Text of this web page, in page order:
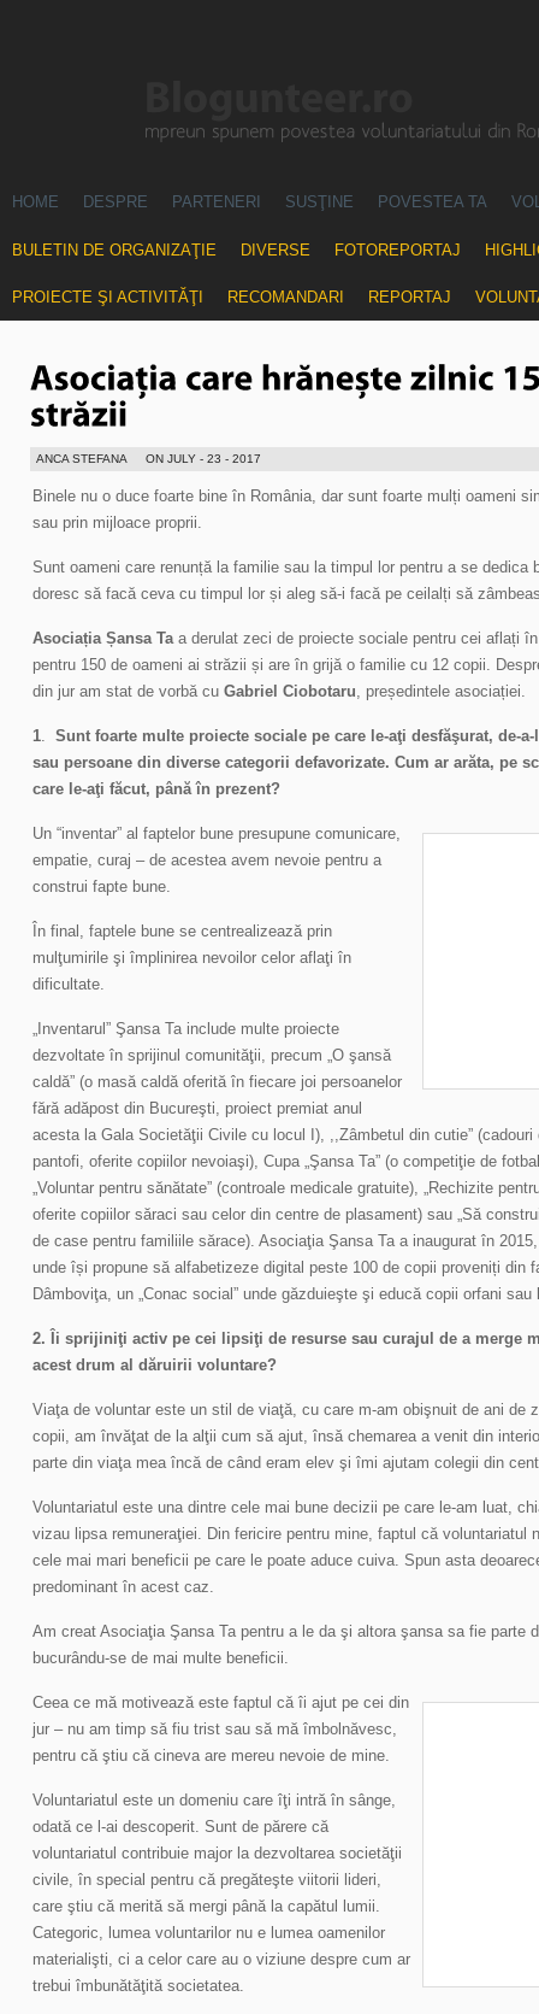
HOME DESPRE PARTENERI SUSŢINE POVESTEA TA
BULETIN DE ORGANIZAŢIE DIVERSE FOTOREPORTAJ
PROIECTE ŞI ACTIVITĂŢI RECOMANDARI REPORTAJ
ANCA STEFANA ON JULY - 23 - 2017
Binele nu o duce foarte bine în România, dar sunt foarte mulți oameni
sau prin mijloace proprii.
Sunt oameni care renunță la familie sau la timpul lor pentru a se dedica
doresc să facă ceva cu timpul lor și aleg să-i facă pe ceilalți să
Asociația Șansa Taa derulat zeci de proiecte sociale pentru cei aflați
pentru 150 de oameni ai străzii și are în grijă o familie cu 12 copii.
din jur am stat de vorbă cu Gabriel Ciobotaru, președintele asociației.
1. Sunt foarte multe proiecte sociale pe care le-aţi desfăşurat, de-
sau persoane din diverse categorii defavorizate. Cum ar arăta, pe
care le-aţi făcut, până în prezent?
Un “inventar” al faptelor bune presupune comunicare,
empatie, curaj – de acestea avem nevoie pentru a
construi fapte bune.
În final, faptele bune se centrealizează prin
mulţumirile şi împlinirea nevoilor celor aflaţi în
dificultate.
„Inventarul” Şansa Ta include multe proiecte
dezvoltate în sprijinul comunităţii, precum „O şansă
caldă” (o masă caldă oferită în fiecare joi persoanelor
fără adăpost din Bucureşti, proiect premiat anul
acesta la Gala Societăţii Civile cu locul I), ,,Zâmbetul din cutie”
pantofi, oferite copiilor nevoiaşi), Cupa „Şansa Ta” (o competiţie de
„Voluntar pentru sănătate” (controale medicale gratuite), „Rechizite
oferite copiilor săraci sau celor din centre de plasament) sau „Să
de case pentru familiile sărace). Asociaţia Şansa Ta a inaugurat în
unde își propune să alfabetizeze digital peste 100 de copii proveniți din
Dâmboviţa, un „Conac social” unde găzduieşte şi educă copii orfani
2. Îi sprijiniţi activ pe cei lipsiţi de resurse sau curajul de a merge
acest drum al dăruirii voluntare?
Viaţa de voluntar este un stil de viaţă, cu care m-am obişnuit de ani de
copii, am învăţat de la alţii cum să ajut, însă chemarea a venit din
parte din viaţa mea încă de când eram elev şi îmi ajutam colegii din
Voluntariatul este una dintre cele mai bune decizii pe care le-am luat,
vizau lipsa remuneraţiei. Din fericire pentru mine, faptul că voluntariatul
cele mai mari beneficii pe care le poate aduce cuiva. Spun asta
predominant în acest caz.
Am creat Asociaţia Şansa Ta pentru a le da şi altora şansa sa fie parte
bucurându-se de mai multe beneficii.
Ceea ce mă motivează este faptul că îi ajut pe cei din
jur – nu am timp să fiu trist sau să mă îmbolnăvesc,
pentru că ştiu că cineva are mereu nevoie de mine.
Voluntariatul este un domeniu care îţi intră în sânge,
odată ce l-ai descoperit. Sunt de părere că
voluntariatul contribuie major la dezvoltarea societăţii
civile, în special pentru că pregăteşte viitorii lideri,
care ştiu că merită să mergi până la capătul lumii.
Categoric, lumea voluntarilor nu e lumea oamenilor
materialişti, ci a celor care au o viziune despre cum ar
trebui îmbunătăţită societatea.